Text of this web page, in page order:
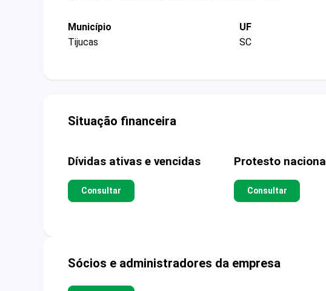
Município
Tijucas
UF
SC
Situação financeira
Dívidas ativas e vencidas
Consultar
Protesto nacional
Consultar
Sócios e administradores da empresa